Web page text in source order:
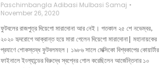
Paschimbangla Adibasi Mulbasi Samaj
November 26, 2020
ফুটবলের রাজপুত্র দিয়েগো মারাদোনা আর নেই। গতকাল ২৫ শে নভেম্বর,
২০২০ হৃদরোগে আক্রান্ত হয়ে মারা গেলেন দিয়েগো মারাদোনা| মহানায়কের
প্রযাণে শোকস্তব্ধ ফুটবলমহল। ১৯৮৬ সালে মেক্সিকো বিশ্বকাপের কোয়ার্টার
ফাইনালে ইংল্যান্ডের বিরুদ্ধে স্বপ্নের গোল করেছিলেন আর্জেন্তিনার ১০